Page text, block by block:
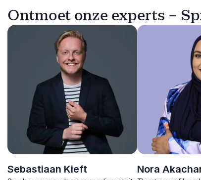
Ontmoet onze experts –
Sebastiaan Kieft Nora